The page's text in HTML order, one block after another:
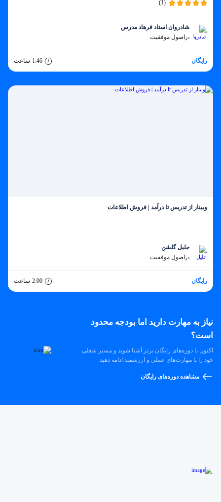
(1)
شادروان استاد فرهاد مدرس
در اصول موفقیت
رایگان 1:46 ساعت
وبینار از تدریس تا درآمد | فروش اطلاعات
جلیل گلشن
در اصول موفقیت
رایگان 2:00 ساعت
نیاز به مهارت دارید اما بودجه محدود
است؟
اکنون با دوره‌های رایگان برتر آشنا شوید و مسیر شغلی
خود را با مهارت‌های عملی و ارزشمند ادامه دهید.
مشاهده دوره‌های رایگان